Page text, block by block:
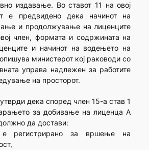
издавање. Во ставот 11 на овој
е предвидено дека начинот на
и продолжување на лиценците
член, формата и содржината на
и начинот на водењето на
министерот кој раководи со
управа надлежен за работите
на просторот.
дека според член 15-а став 1
за добивање на лиценца А
да достави:
регистрирано за вршење на